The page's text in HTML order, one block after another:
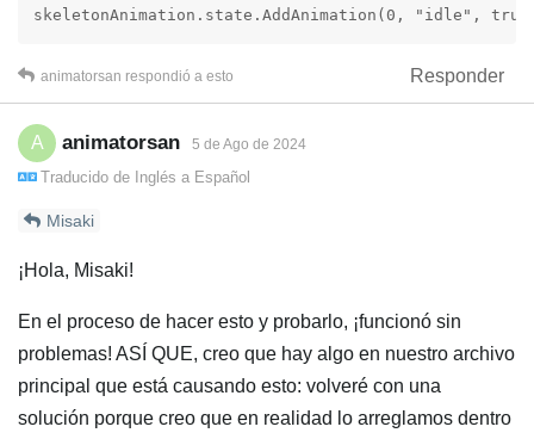
skeletonAnimation.state.AddAnimation(0, "idle",
Responder
animatorsan respondió a esto
A animatorsan 5 de Ago de 2024
Traducido de Inglés a Español
Misaki
¡Hola, Misaki!
En el proceso de hacer esto y probarlo, ¡funcionó sin
problemas! ASÍ QUE, creo que hay algo en nuestro archivo
principal que está causando esto: volveré con una
solución porque creo que en realidad lo arreglamos dentro